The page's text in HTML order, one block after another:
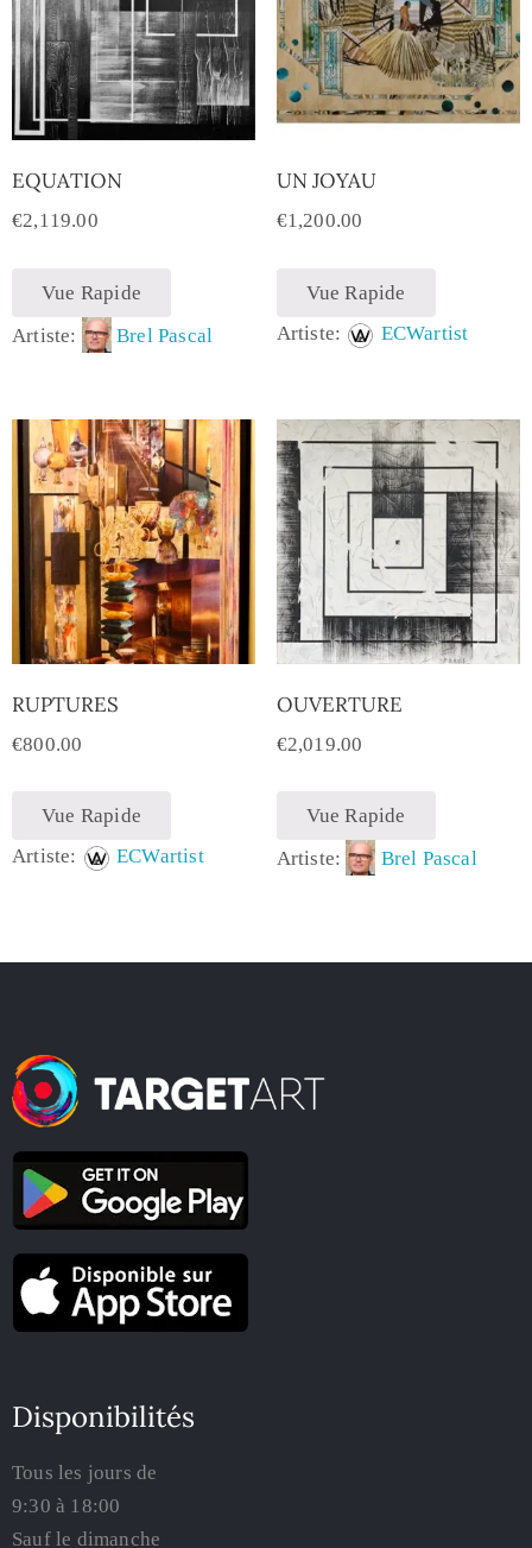
EQUATION
€2,119.00
Vue Rapide
Artiste:
Brel Pascal
UN JOYAU
€1,200.00
Vue Rapide
Artiste:
ECWartist
RUPTURES
€800.00
Vue Rapide
Artiste:
ECWartist
OUVERTURE
€2,019.00
Vue Rapide
Artiste:
Brel Pascal
Disponibilités
Tous les jours de
9:30 à 18:00
Sauf le dimanche